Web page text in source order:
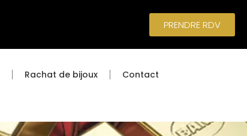
PRENDRE RDV
Rachat de bijoux Contact